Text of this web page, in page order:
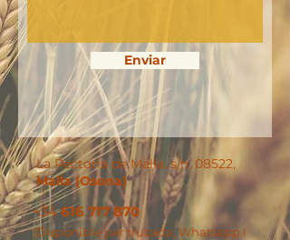
Enviar
La Rectoria de Malla, s/n.08522,
Malla (Osona)
+34616 717 870
(Disponible per trucada, Whatsapp i